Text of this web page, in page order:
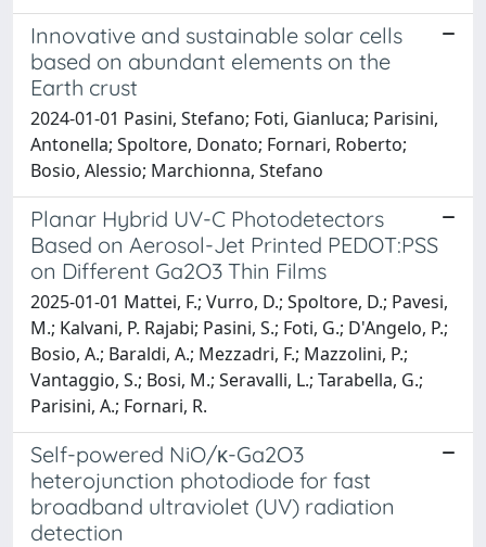
Innovative and sustainable solar cells
based on abundant elements on the
Earth crust
2024-01-01 Pasini, Stefano; Foti, Gianluca; Parisini,
Antonella; Spoltore, Donato; Fornari, Roberto;
Bosio, Alessio; Marchionna, Stefano
Planar Hybrid UV-C Photodetectors
Based on Aerosol-Jet Printed PEDOT:PSS
on Different Ga2O3 Thin Films
2025-01-01 Mattei, F.; Vurro, D.; Spoltore, D.; Pavesi,
M.; Kalvani, P. Rajabi; Pasini, S.; Foti, G.; D'Angelo, P.;
Bosio, A.; Baraldi, A.; Mezzadri, F.; Mazzolini, P.;
Vantaggio, S.; Bosi, M.; Seravalli, L.; Tarabella, G.;
Parisini, A.; Fornari, R.
Self-powered NiO/κ-Ga2O3
heterojunction photodiode for fast
broadband ultraviolet (UV) radiation
detection